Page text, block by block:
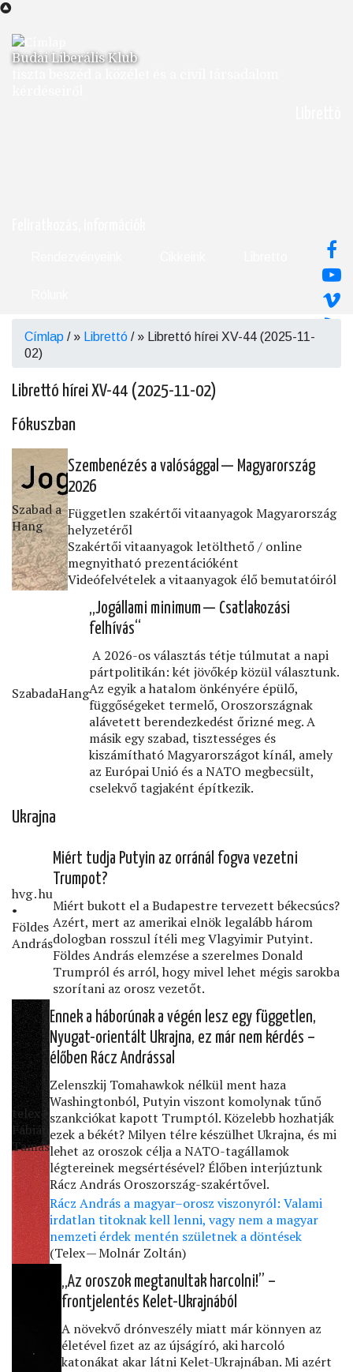
Ugrás
tartalomra
Budai Liberális Klub
Morzsa
Címlap / Librettó /
Librettó hírei XV-44 (2025-11-
02)
Librettó hírei XV-44 (2025-11-02)
Fókuszban
Szabad a
Hang
Szembenézés a valósággal — Magyarország
2026
Független szakértői vitaanyagok Magyarország
helyzetéről
Szakértői vitaanyagok letölthető / online
megnyitható prezentációként
Videófelvételek a vitaanyagok élő bemutatóiról
SzabadaHang
„Jogállami minimum — Csatlakozási
felhívás“
A 2026-os választás tétje túlmutat a napi
pártpolitikán: két jövőkép közül választunk.
Az egyik a hatalom önkényére épülő,
függőségeket termelő, Oroszországnak
alávetett berendezkedést őrizné meg. A
másik egy szabad, tisztességes és
kiszámítható Magyarországot kínál, amely
az Európai Unió és a NATO megbecsült,
cselekvő tagjaként építkezik.
Ukrajna
hvg․hu
•
Földes
András
Miért tudja Putyin az orránál fogva vezetni
Trumpot?
Miért bukott el a Budapestre tervezett békecsúcs?
Azért, mert az amerikai elnök legalább három
dologban rosszul ítéli meg Vlagyimir Putyint.
Földes András elemzése a szerelmes Donald
Trumpról és arról, hogy mivel lehet mégis sarokba
szorítani az orosz vezetőt.
telex •
Fábián
Tamás
Ennek a háborúnak a végén lesz egy független,
Nyugat-orientált Ukrajna, ez már nem kérdés –
élőben Rácz Andrással
Zelenszkij Tomahawkok nélkül ment haza
Washingtonból, Putyin viszont komolynak tűnő
szankciókat kapott Trumptól. Közelebb hozhatják
ezek a békét? Milyen télre készülhet Ukrajna, és mi
lehet az oroszok célja a NATO-tagállamok
légtereinek megsértésével? Élőben interjúztunk
Rácz András Oroszország-szakértővel.
Rácz András a magyar–orosz viszonyról: Valami
irdatlan titoknak kell lenni, vagy nem a magyar
nemzeti érdek mentén születnek a döntések
(Telex — Molnár Zoltán)
„Az oroszok megtanultak harcolni!” –
frontjelentés Kelet-Ukrajnából
A növekvő drónveszély miatt már könnyen az
életével ﬁzet az az újságíró, aki harcoló
katonákat akar látni Kelet-Ukrajnában. Mi azért